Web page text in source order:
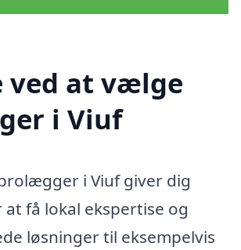
ved at vælge
i Viuf
i Viuf giver dig
få lokal ekspertise og
løsninger til eksempelvis